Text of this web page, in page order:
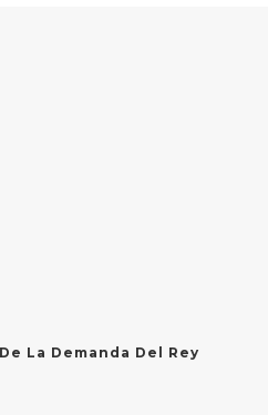
La Demanda Del Rey